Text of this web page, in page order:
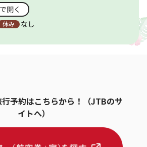
開く
なし
予約はこちらから！（JTBのサ
イトへ）